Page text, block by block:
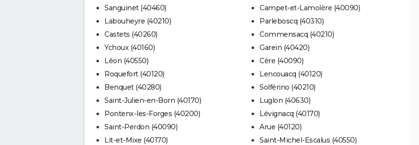
Sanguinet (40460)
Labouheyre (40210)
Castets (40260)
Ychoux (40160)
Léon (40550)
Roquefort (40120)
Benquet (40280)
Saint-Julien-en-Born (40170)
Pontenx-les-Forges (40200)
Saint-Perdon (40090)
Lit-et-Mixe (40170)
Campet-et-Lamolère (40090)
Parleboscq (40310)
Commensacq (40210)
Garein (40420)
Cère (40090)
Lencouacq (40120)
Solférino (40210)
Luglon (40630)
Lévignacq (40170)
Arue (40120)
Saint-Michel-Escalus (40550)